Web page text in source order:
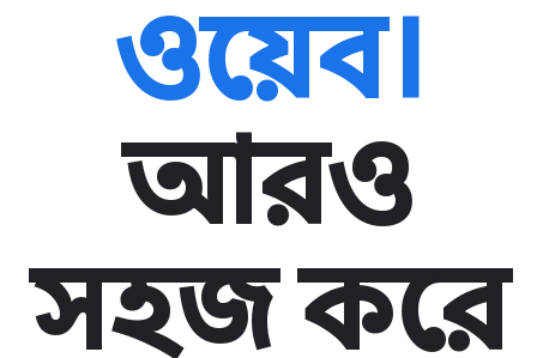
ওয়েব।
আরও
সহজ করে